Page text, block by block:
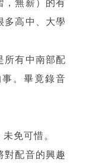
，無薪）的有
多高中、大學
所有中南部配
。畢竟錄音
免可惜。
對配音的興趣